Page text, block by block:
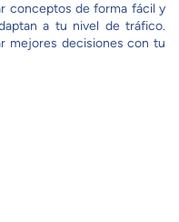
conceptos de forma fácil y
a tu nivel de tráfico.
mejores decisiones con tu